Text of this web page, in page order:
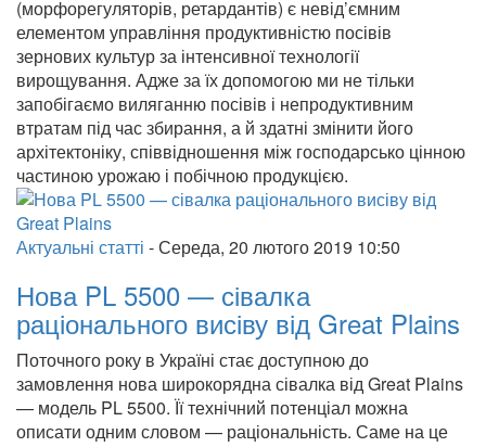
(морфорегуляторів, ретардантів) є невід’ємним
елементом управління продуктивністю посівів
зернових культур за інтенсивної технології
вирощування. Адже за їх допомогою ми не тільки
запобігаємо виляганню посівів і непродуктивним
втратам під час збирання, а й здатні змінити його
архітектоніку, співвідношення між господарсько цінною
частиною урожаю і побічною продукцією.
Актуальні статті -Середа, 20 лютого 2019 10:50
Нова PL 5500 — сівалка
раціонального висіву від Great Plains
Поточного року в Україні стає доступною до
замовлення нова широкорядна сівалка від Great Plains
— модель PL 5500. Її технічний потенціал можна
описати одним словом — раціональність. Саме на це